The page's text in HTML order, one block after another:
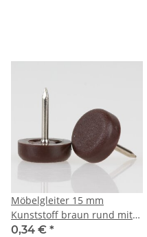
Möbelgleiter 15 mm
Kunststoff braun rund mit
Nagel – Bodenschoner
0,34 € *